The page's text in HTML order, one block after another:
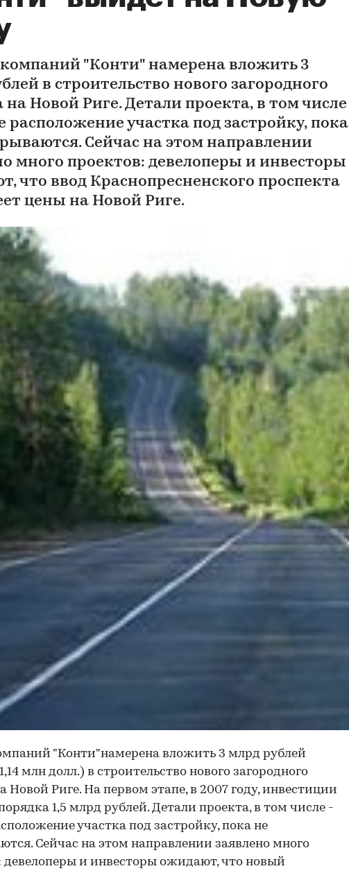
"Конти" намерена вложить 3
в строительство нового загородного
на Новой Риге. Детали проекта, в том числе
расположение участка под застройку, пока
Сейчас на этом направлении
много проектов: девелоперы и инвесторы
что ввод Краснопресненского проспекта
цены на Новой Риге.
"Конти"намерена вложить 3 млрд рублей
млн долл.) в строительство нового загородного
Новой Риге. На первом этапе, в 2007 году, инвестиции
1,5 млрд рублей. Детали проекта, в том числе -
участка под застройку, пока не
Сейчас на этом направлении заявлено много
девелоперы и инвесторы ожидают, что новый